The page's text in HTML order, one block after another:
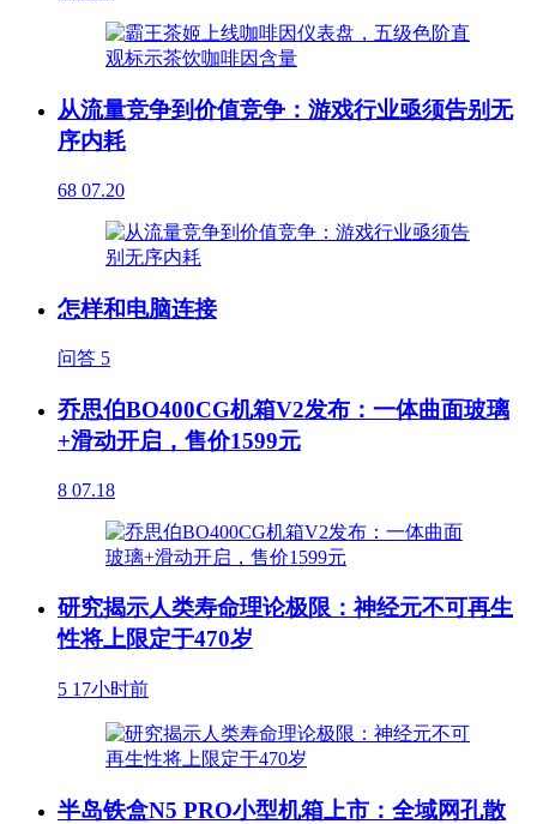
从流量竞争到价值竞争：游戏行业亟须告别无
序内耗
68 07.20
怎样和电脑连接
问答 5
乔思伯BO400CG机箱V2发布：一体曲面玻璃
+滑动开启，售价1599元
8 07.18
研究揭示人类寿命理论极限：神经元不可再生
性将上限定于470岁
5 17小时前
半岛铁盒N5 PRO小型机箱上市：全域网孔散